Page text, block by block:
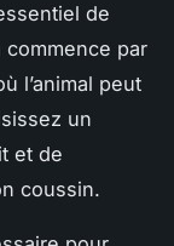
de
commence par
l’animal peut
un
et de
coussin.